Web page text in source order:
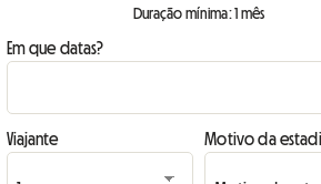
Duração mínima: 1 mês
Em que datas?
Viajante Motivo da